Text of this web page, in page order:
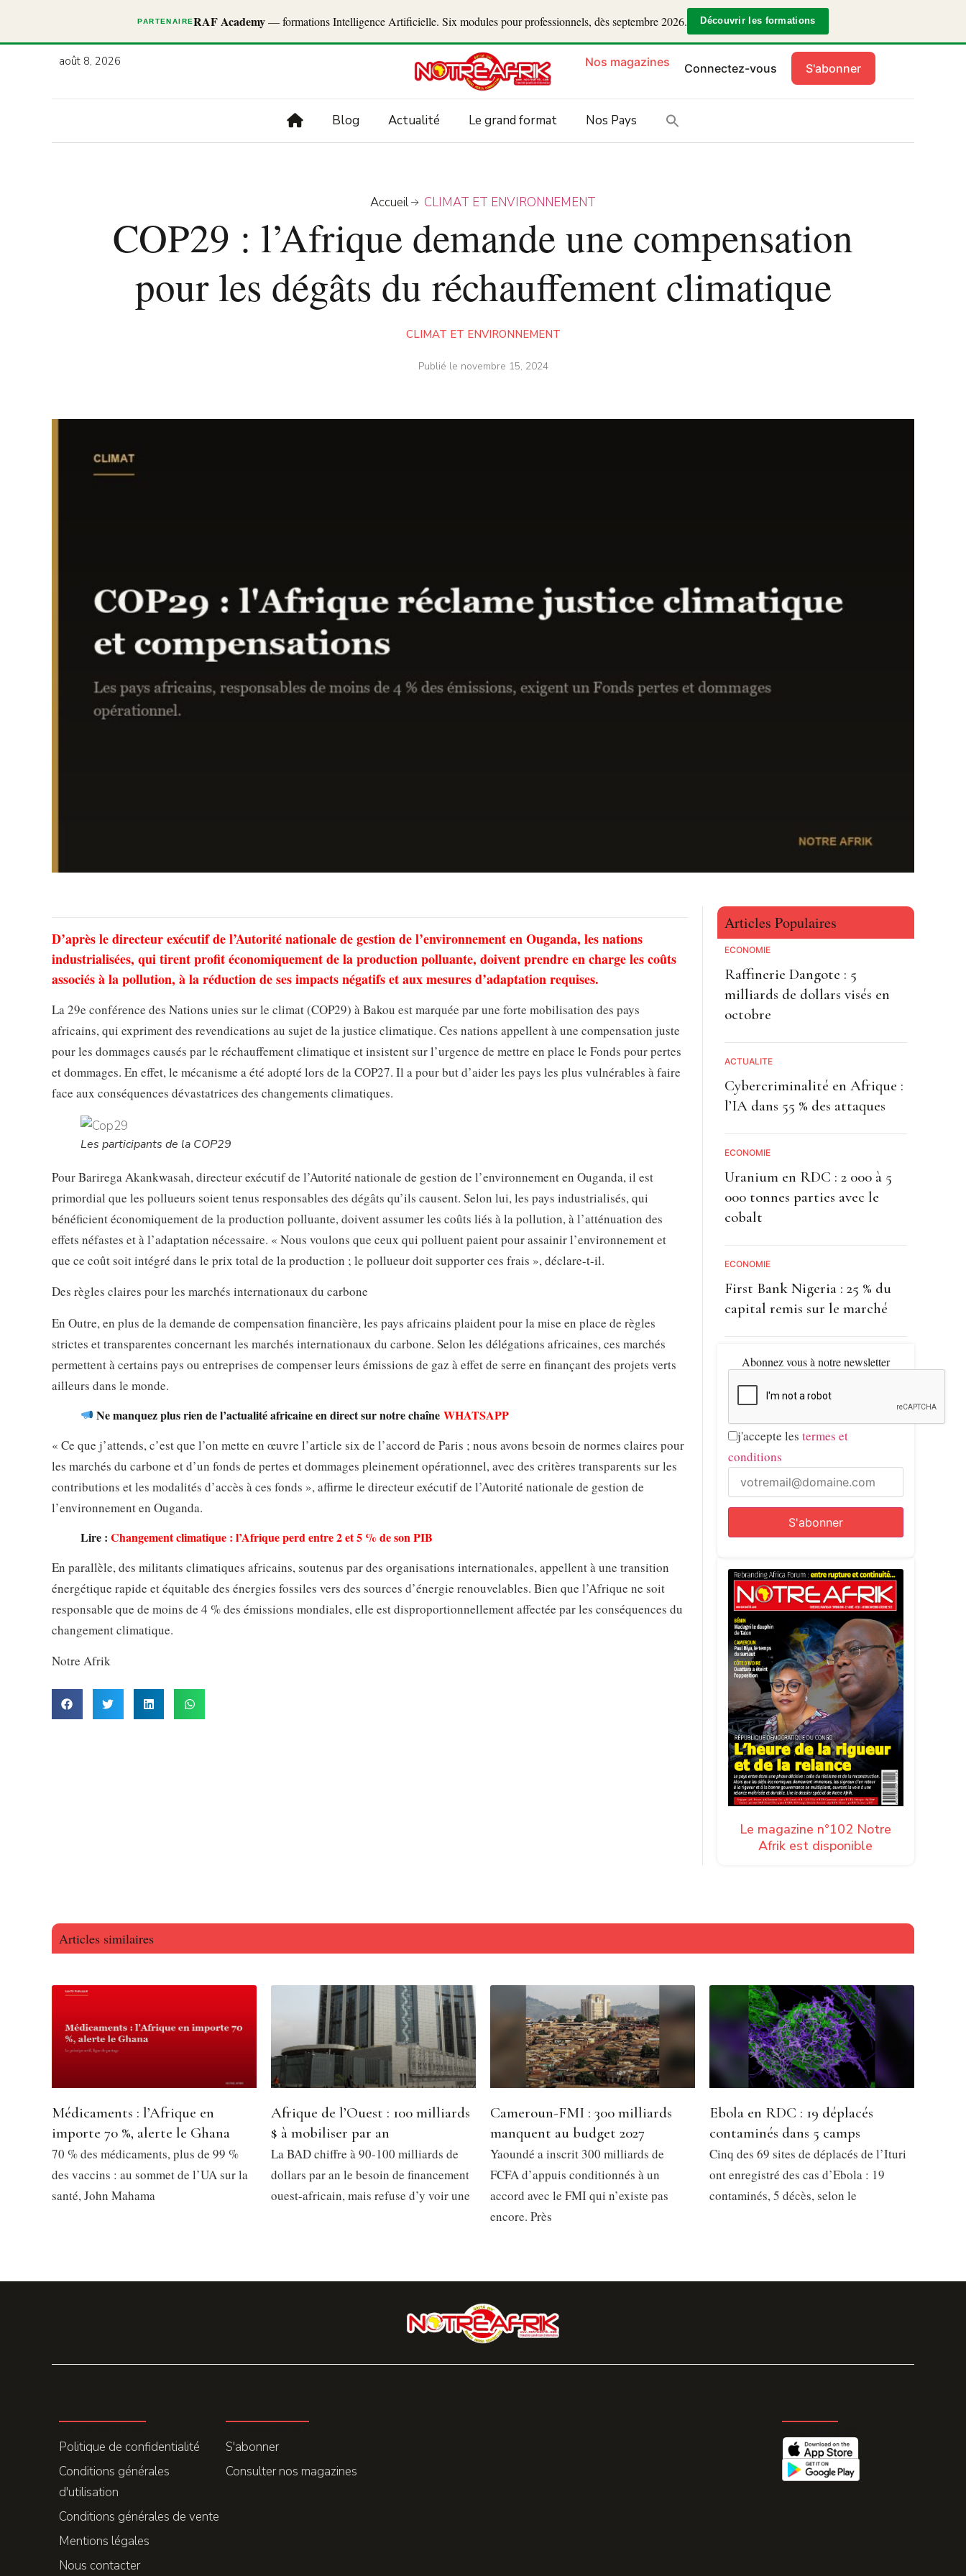
PARTENAIRERAF Academy— formations Intelligence Artificielle. Six modules pour professionnels, dès septembre 2026. Découvrir les formations
août 8, 2026 Nos magazines Connectez-vous S'abonner
Blog Actualité Le grand format Nos Pays
Accueil CLIMAT ET ENVIRONNEMENT
COP29 : l’Afrique demande une compensation
pour les dégâts du réchauffement climatique
CLIMAT ET ENVIRONNEMENT
Publié le novembre 15, 2024
D’après le directeur exécutif de l’Autorité nationale de gestion de l’environnement en Ouganda, les nations
industrialisées, qui tirent profit économiquement de la production polluante, doivent prendre en charge les coûts
associés à la pollution, à la réduction de ses impacts négatifs et aux mesures d’adaptation requises.
La 29e conférence des Nations unies sur le climat (COP29) à Bakou est marquée par une forte mobilisation des pays
africains, qui expriment des revendications au sujet de la justice climatique. Ces nations appellent à une compensation juste
pour les dommages causés par le réchauffement climatique et insistent sur l’urgence de mettre en place le Fonds pour pertes
et dommages. En effet, le mécanisme a été adopté lors de la COP27. Il a pour but d’aider les pays les plus vulnérables à faire
face aux conséquences dévastatrices des changements climatiques.
Les participants de la COP29
Pour Barirega Akankwasah, directeur exécutif de l’Autorité nationale de gestion de l’environnement en Ouganda, il est
primordial que les pollueurs soient tenus responsables des dégâts qu’ils causent. Selon lui, les pays industrialisés, qui
bénéficient économiquement de la production polluante, doivent assumer les coûts liés à la pollution, à l’atténuation des
effets néfastes et à l’adaptation nécessaire. « Nous voulons que ceux qui polluent paient pour assainir l’environnement et
que ce coût soit intégré dans le prix total de la production ; le pollueur doit supporter ces frais », déclare-t-il.
Des règles claires pour les marchés internationaux du carbone
En Outre, en plus de la demande de compensation financière, les pays africains plaident pour la mise en place de règles
strictes et transparentes concernant les marchés internationaux du carbone. Selon les délégations africaines, ces marchés
permettent à certains pays ou entreprises de compenser leurs émissions de gaz à effet de serre en finançant des projets verts
ailleurs dans le monde.
Ne manquez plus rien de l’actualité africaine en direct sur notre chaîneWHATSAPP
« Ce que j’attends, c’est que l’on mette en œuvre l’article six de l’accord de Paris ; nous avons besoin de normes claires pour
les marchés du carbone et d’un fonds de pertes et dommages pleinement opérationnel, avec des critères transparents sur les
contributions et les modalités d’accès à ces fonds », affirme le directeur exécutif de l’Autorité nationale de gestion de
l’environnement en Ouganda.
Lire : Changement climatique : l’Afrique perd entre 2 et 5 % de son PIB
En parallèle, des militants climatiques africains, soutenus par des organisations internationales, appellent à une transition
énergétique rapide et équitable des énergies fossiles vers des sources d’énergie renouvelables. Bien que l’Afrique ne soit
responsable que de moins de 4 % des émissions mondiales, elle est disproportionnellement affectée par les conséquences du
changement climatique.
Notre Afrik
Articles Populaires
ECONOMIE
Raffinerie Dangote : 5
milliards de dollars visés en
octobre
ACTUALITE
Cybercriminalité en Afrique :
l’IA dans 55 % des attaques
ECONOMIE
Uranium en RDC : 2 000 à 5
000 tonnes parties avec le
cobalt
ECONOMIE
First Bank Nigeria : 25 % du
capital remis sur le marché
Abonnez vous à notre newsletter
j'accepte les termes et
conditions
Le magazine n°102 Notre
Afrik est disponible
Articles similaires
Médicaments : l’Afrique en
importe 70 %, alerte le Ghana
70 % des médicaments, plus de 99 %
des vaccins : au sommet de l’UA sur la
santé, John Mahama
Afrique de l’Ouest : 100 milliards
$ à mobiliser par an
La BAD chiffre à 90-100 milliards de
dollars par an le besoin de financement
ouest-africain, mais refuse d’y voir une
Cameroun-FMI : 300 milliards
manquent au budget 2027
Yaoundé a inscrit 300 milliards de
FCFA d’appuis conditionnés à un
accord avec le FMI qui n’existe pas
encore. Près
Ebola en RDC : 19 déplacés
contaminés dans 5 camps
Cinq des 69 sites de déplacés de l’Ituri
ont enregistré des cas d’Ebola : 19
contaminés, 5 décès, selon le
Politique de confidentialité
Conditions générales
d'utilisation
Conditions générales de vente
Mentions légales
Nous contacter
S'abonner
Consulter nos magazines